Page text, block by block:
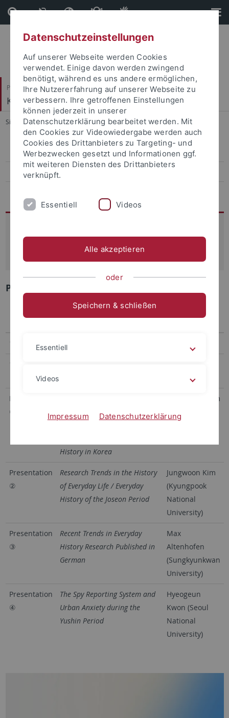
Direkt
zum
Inhalt
Direkt
zur
Fußleiste
Philosophische Fakultät
Koreanistik
Sie sind hier: Startseite ... 12th Conference, 2025
13th conference, 2026
12th Conference, 2025
Alltagsgeschichte in Korean Studies
25th August, 2025 at Korea University
Program
Program
14:00–15:00 Introduction of Researchers
15:30–18:00
Presentation
①
Combination of Everyday
History in Korea
Kwangsoon Lim
Presentation
②
Research Trends in the History
of Everyday Life / Everyday
History of the Joseon Period
Jungwoon Kim
(Kyungpook
National
University)
Presentation
③
Recent Trends in Everyday
History Research Published in
German
Max
Altenhofen
(Sungkyunkwan
University)
Presentation
④
The Spy Reporting System and
Urban Anxiety during the
Yushin Period
Hyeogeun
Kwon (Seoul
National
University)
Datenschutzeinstellungen
Auf unserer Webseite werden Cookies
verwendet. Einige davon werden zwingend
benötigt, während es uns andere ermöglichen,
Ihre Nutzererfahrung auf unserer Webseite zu
verbessern. Ihre getroffenen Einstellungen
können jederzeit in unserer
Datenschutzerklärung bearbeitet werden. Mit
den Cookies zur Videowiedergabe werden auch
Cookies des Drittanbieters zu Targeting- und
Werbezwecken gesetzt und Informationen ggf.
mit weiteren Diensten des Drittanbieters
verknüpft.
Essentiell Videos
Alle akzeptieren
oder
Speichern & schließen
Essentiell
Videos
Impressum Datenschutzerklärung